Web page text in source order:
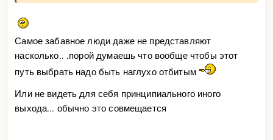
Самое забавное люди даже не представляют
насколько.. .порой думаешь что вообще чтобы этот
путь выбрать надо быть наглухо отбитым
Или не видеть для себя принципиального иного
выхода... обычно это совмещается